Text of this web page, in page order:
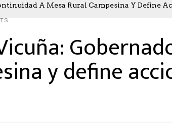
A Mesa Rural Campesina Y Define
y define